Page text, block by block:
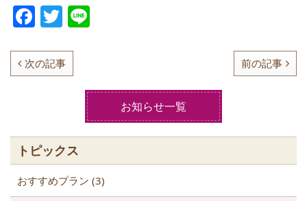
F
a
c
e
o
k
T
w
itt
er
次の記事 前の記事
お知らせ一覧
トピックス
おすすめプラン (3)